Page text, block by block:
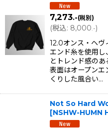
7,273.-(税別)
(税込: 8,000.-)
12.0オンス・ヘヴ
エンド糸を使用
とトレンド感のあ
表面はオープンエ
くりした風合い…
Not So Hard
[NSHW-HUMN